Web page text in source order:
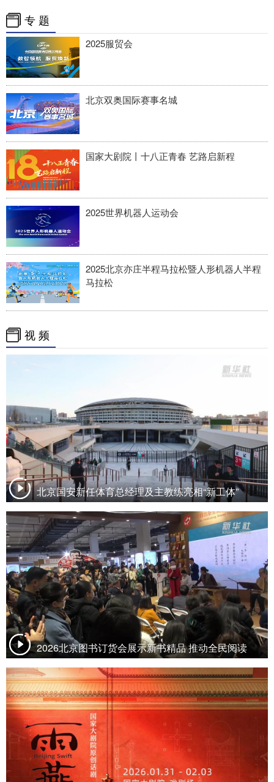
专 题
2025服贸会
北京双奥国际赛事名城
国家大剧院丨十八正青春 艺路启新程
2025世界机器人运动会
2025北京亦庄半程马拉松暨人形机器人半程
马拉松
视 频
北京国安新任体育总经理及主教练亮相“新工体”
2026北京图书订货会展示新书精品 推动全民阅读